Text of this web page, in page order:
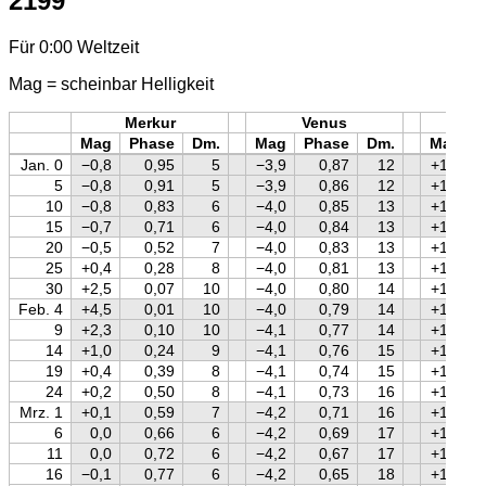
Für 0:00 Weltzeit
Mag = scheinbar Helligkeit
Merkur Venus
Mag
Phase Dm. Mag Phase Dm. Mag
Jan. 0
−0,8 0,95 5 −3,9 0,87 12
+1,2
5
−0,8 0,91 5 −3,9 0,86 12
+1,2
10
−0,8 0,83 6 −4,0 0,85 13
+1,2
15
−0,7 0,71 6 −4,0 0,84 13
+1,2
20
−0,5 0,52 7 −4,0 0,83 13
+1,2
25
+0,4 0,28 8 −4,0 0,81 13
+1,2
30
+2,5 0,07 10 −4,0 0,80 14
+1,2
Feb. 4
+4,5 0,01 10 −4,0 0,79 14
+1,2
9
+2,3 0,10 10 −4,1 0,77 14
+1,2
14
+1,0 0,24 9 −4,1 0,76 15
+1,2
19
+0,4 0,39 8 −4,1 0,74 15
+1,2
24
+0,2 0,50 8 −4,1 0,73 16
+1,2
Mrz. 1
+0,1 0,59 7 −4,2 0,71 16
+1,2
6
0,0 0,66 6 −4,2 0,69 17
+1,2
11
0,0 0,72 6 −4,2 0,67 17
+1,2
16
−0,1 0,77 6 −4,2 0,65 18
+1,2